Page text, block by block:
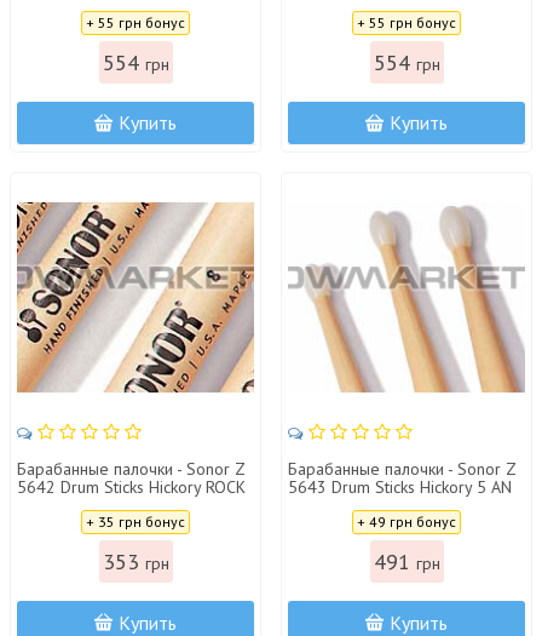
+ 55 грн бонус
554 грн
Купить
+ 55 грн бонус
554 грн
Купить
Барабанные палочки - Sonor Z
5642 Drum Sticks Hickory ROCK
+ 35 грн бонус
353 грн
Купить
Барабанные палочки - Sonor Z
5643 Drum Sticks Hickory 5 AN
+ 49 грн бонус
491 грн
Купить